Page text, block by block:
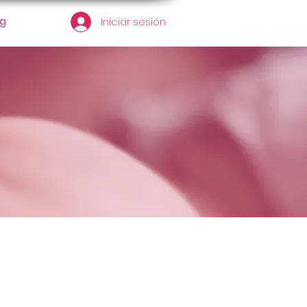
Iniciar sesión